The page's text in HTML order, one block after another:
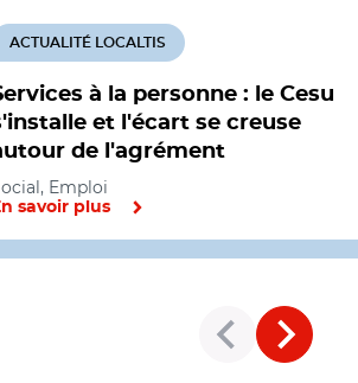
à la personne : le Cesu
et l'écart se creuse
de l'agrément
ACTUALITÉ LOCALTIS
Emploi
savoir plus